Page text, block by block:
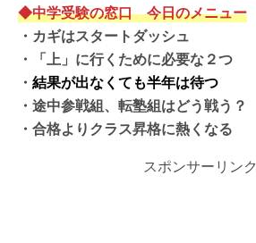
◆中学受験の窓口 今日のメニュー
・カギはスタートダッシュ
・
「上」に行くために必要な２つ
・ 結果が出なくても半年は待つ
・ 途中参戦組、転塾組はどう戦う？
・合格よりクラス昇格に熱くなる
スポンサーリンク